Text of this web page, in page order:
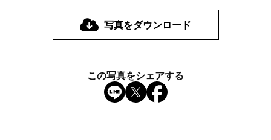
写真をダウンロード
この写真をシェアする